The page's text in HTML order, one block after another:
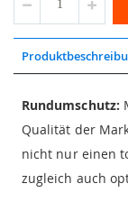
Rundumschutz:
Qualität der
nicht nur einen
zugleich auch